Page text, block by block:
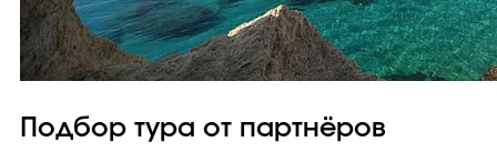
Подбор тура от партнёров